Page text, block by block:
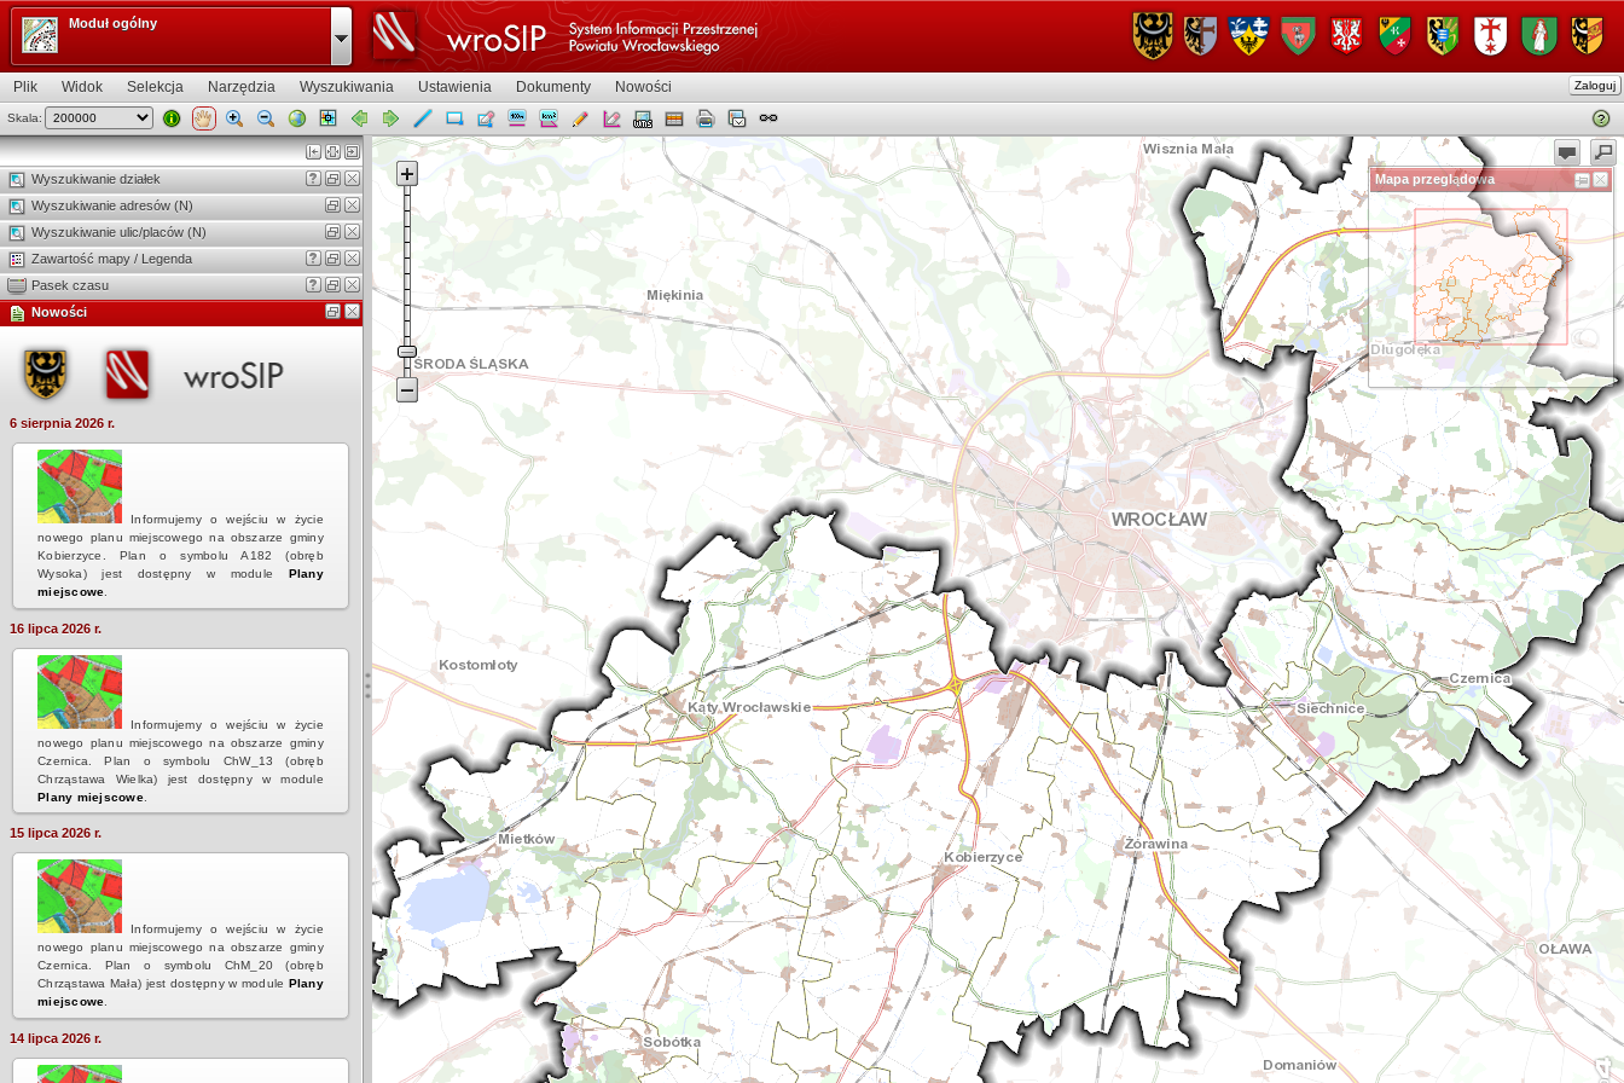
Plik Widok Selekcja Narzędzia Wyszukiwania Ustawienia Dokumenty Nowości
Skala:
Wyszukiwanie działek
Wyszukiwanie adresów (N)
Wyszukiwanie ulic/placów (N)
Zawartość mapy / Legenda
Pasek czasu
Nowości
Widok mapy
Moduł ogólny
Zaloguj